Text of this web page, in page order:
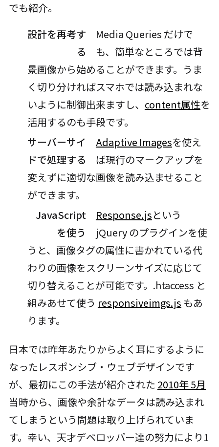
でも紹介。
設計を再考す
る
Media Queries だけで
も、簡単なところでは背
景画像から始めることができます。うま
く切り分ければスマホでは読み込まれな
いように制御出来ますし、 content属性を
活用するのも手段です。
サーバーサイ
ドで処理する
Adaptive Imagesを使え
ば現行のマークアップを
変えずに適切な画像を読み込ませること
ができます。
JavaScript
を使う
Response.jsという
jQuery のプラグインを使
うと、画像タグの属性に書かれている代
わりの画像をスクリーンサイズに応じて
切り替えることが可能です。.htaccess と
組みあせて使う responsiveimgs.js もあ
ります。
日本では昨年あたりからよく耳にするように
なったレスポンシブ・ウェブデザインです
が、最初にこの手法が紹介された 2010年 5月
当時から、画像や余計なデータは読み込まれ
てしまうという問題は取り上げられていま
す。幸い、天才デベロッパー達の努力により1